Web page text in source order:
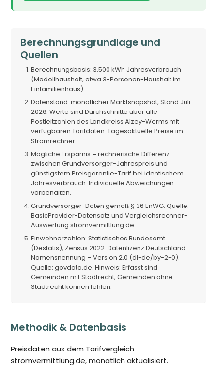
Berechnungsgrundlage und
Quellen
Berechnungsbasis: 3.500 kWh Jahresverbrauch
(Modellhaushalt, etwa 3-Personen-Haushalt im
Einfamilienhaus).
Datenstand: monatlicher Marktsnapshot, Stand Juli
2026. Werte sind Durchschnitte über alle
Postleitzahlen des Landkreiss Alzey-Worms mit
verfügbaren Tarifdaten. Tagesaktuelle Preise im
Stromrechner.
Mögliche Ersparnis = rechnerische Differenz
zwischen Grundversorger-Jahrespreis und
günstigstem Preisgarantie-Tarif bei identischem
Jahresverbrauch. Individuelle Abweichungen
vorbehalten.
Grundversorger-Daten gemäß § 36 EnWG. Quelle:
BasicProvider-Datensatz und Vergleichsrechner-
Auswertung stromvermittlung.de.
Einwohnerzahlen: Statistisches Bundesamt
(Destatis), Zensus 2022. Datenlizenz Deutschland –
Namensnennung – Version 2.0 (dl-de/by-2-0).
Quelle: govdata.de. Hinweis: Erfasst sind
Gemeinden mit Stadtrecht; Gemeinden ohne
Stadtrecht können fehlen.
Methodik & Datenbasis
Preisdaten aus dem Tarifvergleich
stromvermittlung.de, monatlich aktualisiert.